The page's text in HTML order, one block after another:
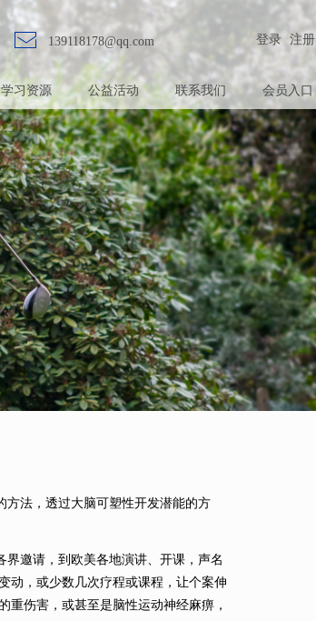
学习资源 公益活动 联系我们 会员入口
ꂘ 139118178@qq.com 登录 注册
法，透过大脑可塑性开发潜能的方
邀请，到欧美各地演讲、开课，声名
动，或少数几次疗程或课程，让个案伸
重伤害，或甚至是脑性运动神经麻痹，